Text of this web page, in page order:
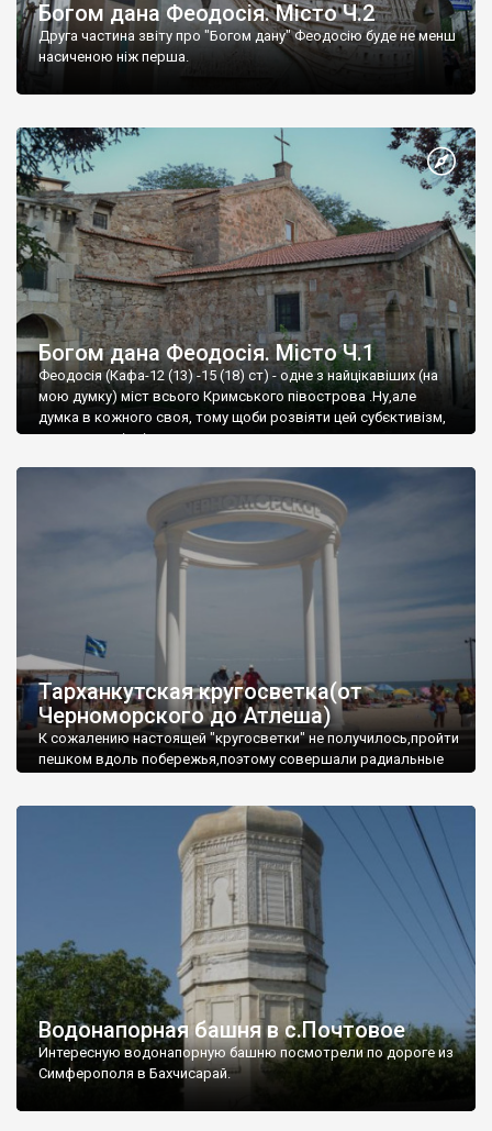
Богом дана Феодосія. Місто Ч.2
Друга частина звіту про "Богом дану" Феодосію буде не менш
насиченою ніж перша.
Богом дана Феодосія. Місто Ч.1
Феодосія (Кафа-12 (13) -15 (18) ст) - одне з найцікавіших (на
мою думку) міст всього Кримського півострова .Ну,але
думка в кожного своя, тому щоби розвіяти цей субєктивізм,
запрошую відвідати це
Тарханкутская кругосветка(от
Черноморского до Атлеша)
К сожалению настоящей "кругосветки" не получилось,пройти
пешком вдоль побережья,поэтому совершали радиальные
Водонапорная башня в с.Почтовое
Интересную водонапорную башню посмотрели по дороге из
Симферополя в Бахчисарай.